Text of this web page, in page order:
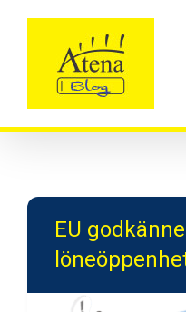
EU